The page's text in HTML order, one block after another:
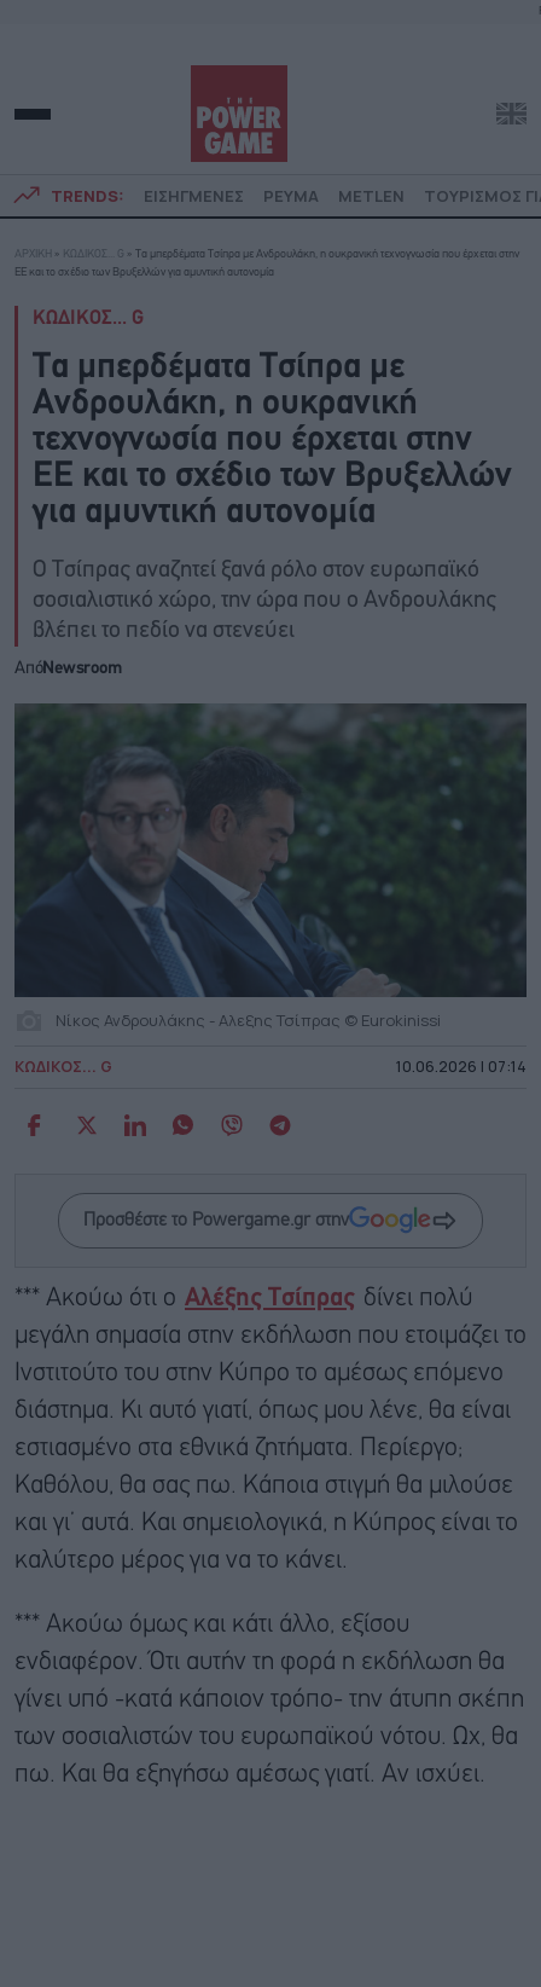
TRENDS: ΕΙΣΗΓΜΕΝΕΣ ΡΕΥΜΑ METLEN ΤΟΥΡΙΣΜΟΣ
ΑΡΧΙΚΗ » ΚΩΔΙΚΟΣ... G »
Τα μπερδέματα Τσίπρα με Ανδρουλάκη, η ουκρανική τεχνογνωσία που έρχεται στην
ΕΕ και το σχέδιο των Βρυξελλών για αμυντική αυτονομία
ΚΩΔΙΚΟΣ... G
Τα μπερδέματα Τσίπρα με
Ανδρουλάκη, η ουκρανική
τεχνογνωσία που έρχεται στην
ΕΕ και το σχέδιο των Βρυξελλών
για αμυντική αυτονομία
Ο Τσίπρας αναζητεί ξανά ρόλο στον ευρωπαϊκό
σοσιαλιστικό χώρο, την ώρα που ο Ανδρουλάκης
βλέπει το πεδίο να στενεύει
ΑπόNewsroom
Νίκος Ανδρουλάκης - Αλεξης Τσίπρας © Eurokinissi
ΚΩΔΙΚΟΣ... G 10.06.2026 | 07:14
Προσθέστε το Powergame.gr στην
*** Ακούω ότι ο Αλέξης Τσίπρας δίνει πολύ
μεγάλη σημασία στην εκδήλωση που ετοιμάζει το
Ινστιτούτο του στην Κύπρο το αμέσως επόμενο
διάστημα. Κι αυτό γιατί, όπως μου λένε, θα είναι
εστιασμένο στα εθνικά ζητήματα. Περίεργο;
Καθόλου, θα σας πω. Κάποια στιγμή θα μιλούσε
και γι’ αυτά. Και σημειολογικά, η Κύπρος είναι το
καλύτερο μέρος για να το κάνει.
*** Ακούω όμως και κάτι άλλο, εξίσου
ενδιαφέρον. Ότι αυτήν τη φορά η εκδήλωση θα
γίνει υπό -κατά κάποιον τρόπο- την άτυπη σκέπη
των σοσιαλιστών του ευρωπαϊκού νότου. Ωχ, θα
πω. Και θα εξηγήσω αμέσως γιατί. Αν ισχύει.